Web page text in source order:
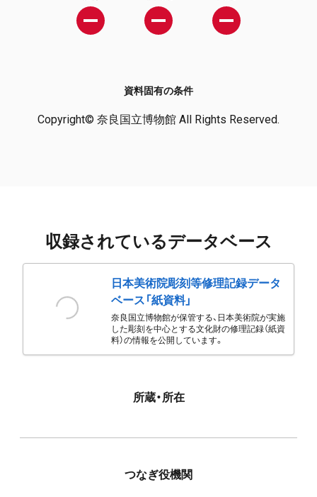
資料固有の条件
Copyright© 奈良国立博物館 All Rights Reserved.
収録されているデータベース
日本美術院彫刻等修理記録データ
ベース「紙資料」
奈良国立博物館が保管する、日本美術院が実施
した彫刻を中心とする文化財の修理記録（紙資
料）の情報を公開しています。
所蔵・所在
つなぎ役機関